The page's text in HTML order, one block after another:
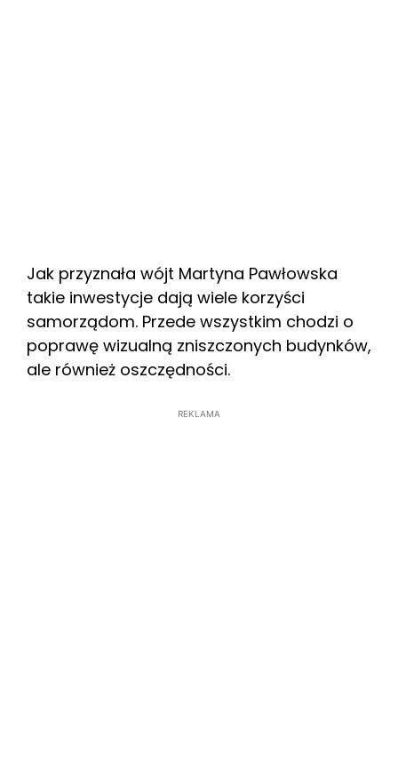
Jak przyznała wójt Martyna Pawłowska
takie inwestycje dają wiele korzyści
samorządom. Przede wszystkim chodzi o
poprawę wizualną zniszczonych budynków,
ale również oszczędności.
REKLAMA